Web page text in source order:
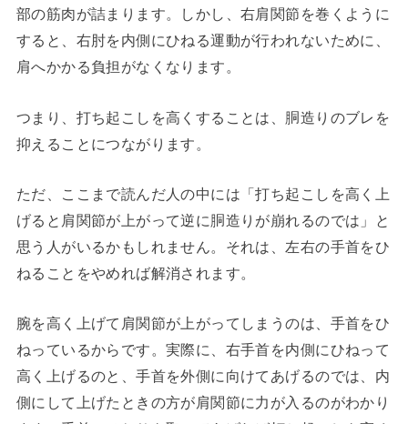
部の筋肉が詰まります。しかし、右肩関節を巻くように
すると、右肘を内側にひねる運動が行われないために、
肩へかかる負担がなくなります。
つまり、打ち起こしを高くすることは、胴造りのブレを
抑えることにつながります。
ただ、ここまで読んだ人の中には「打ち起こしを高く上
げると肩関節が上がって逆に胴造りが崩れるのでは」と
思う人がいるかもしれません。それは、左右の手首をひ
ねることをやめれば解消されます。
腕を高く上げて肩関節が上がってしまうのは、手首をひ
ねっているからです。実際に、右手首を内側にひねって
高く上げるのと、手首を外側に向けてあげるのでは、内
側にして上げたときの方が肩関節に力が入るのがわかり